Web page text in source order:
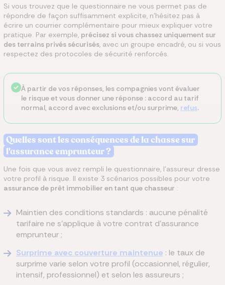
Si vous trouvez que le questionnaire ne vous permet pas de
répondre de façon suffisamment explicite, n’hésitez pas à
écrire un courrier complémentaire pour mieux expliquer votre
pratique. Par exemple, précisez si vous chassez uniquement sur
des terrains privés sécurisés, avec un groupe encadré, ou si vous
respectez des protocoles de sécurité renforcés.
À partir de vos réponses, les compagnies vont évaluer
le risque et vous donner une réponse : accord au tarif
normal, accord avec exclusions et/ou surprime, refus.
Quelles sont les conséquences de la chasse sur
l'assurance emprunteur ?
Une fois que vous avez rempli le questionnaire, l'assureur dresse
votre profil à risque. Il existe 3 scénarios possibles pour votre
assurance de prêt immobilier en tant que chasseur :
Maintien des conditions standards : aucune pénalité
tarifaire ne s'applique à votre contrat d'assurance
emprunteur ;
Surprime avec couverture maintenue : le taux de
surprime varie selon votre profil (occasionnel, régulier,
intensif, professionnel) et selon les assureurs ;